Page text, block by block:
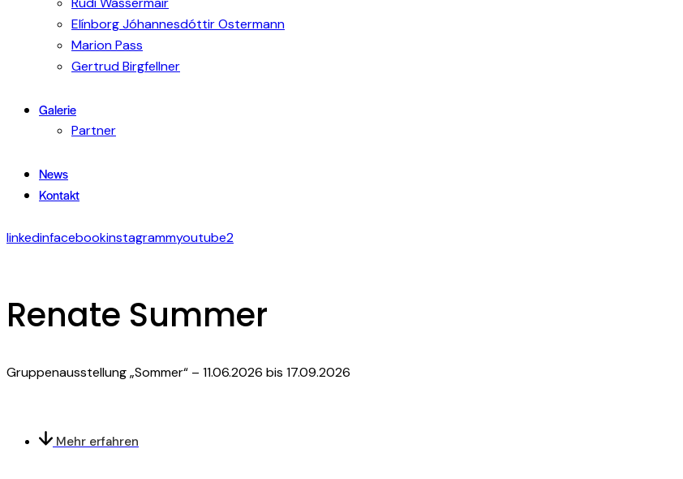
Elínborg Jóhannesdóttir Ostermann
Marion Pass
Gertrud Birgfellner
Galerie
Partner
News
Kontakt
linkedinfacebookinstagrammyoutube2
Renate Summer
Gruppenausstellung „Sommer“ – 11.06.2026 bis 17.09.2026
Mehr erfahren